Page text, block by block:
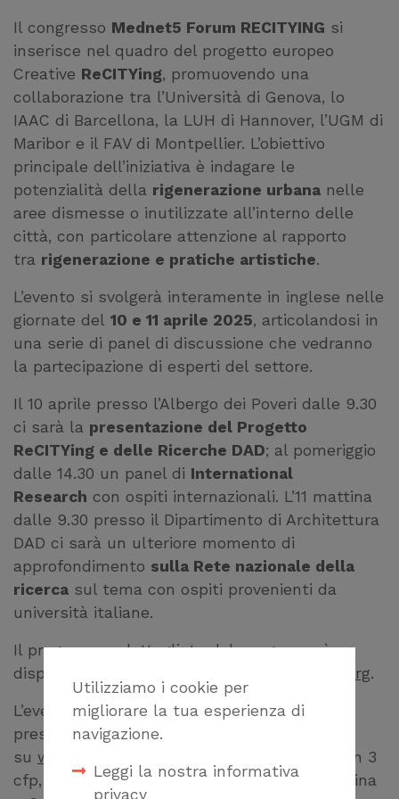
Utilizziamo i cookie per
migliorare la tua esperienza di
navigazione.
Leggi la nostra informativa
privacy
Il congresso Mednet5 Forum RECITYING si
inserisce nel quadro del progetto europeo
Creative ReCITYing, promuovendo una
collaborazione tra l’Università di Genova, lo
IAAC di Barcellona, la LUH di Hannover, l’UGM di
Maribor e il FAV di Montpellier. L’obiettivo
principale dell’iniziativa è indagare le
potenzialità della rigenerazione urbana nelle
aree dismesse o inutilizzate all’interno delle
città, con particolare attenzione al rapporto
tra rigenerazione e pratiche artistiche.
L’evento si svolgerà interamente in inglese nelle
giornate del 10 e 11 aprile 2025, articolandosi in
una serie di panel di discussione che vedranno
la partecipazione di esperti del settore.
Il 10 aprile presso l’Albergo dei Poveri dalle 9.30
ci sarà la presentazione del Progetto
ReCITYing e delle Ricerche DAD; al pomeriggio
dalle 14.30 un panel di International
Research con ospiti internazionali. L’11 mattina
dalle 9.30 presso il Dipartimento di Architettura
DAD ci sarà un ulteriore momento di
approfondimento sulla Rete nazionale della
ricerca sul tema con ospiti provenienti da
università italiane.
Il programma dettagliato del congresso è
disponibile sul sito ufficiale:
www.recitying.org.
L’evento è accreditato
presso OAGE / FOAGE previa iscrizione
su www.formagenova.it
per il 10/04 mattina n 3
cfp, il 10/4 pomeriggio n 4 cfp e il 11/04 mattina